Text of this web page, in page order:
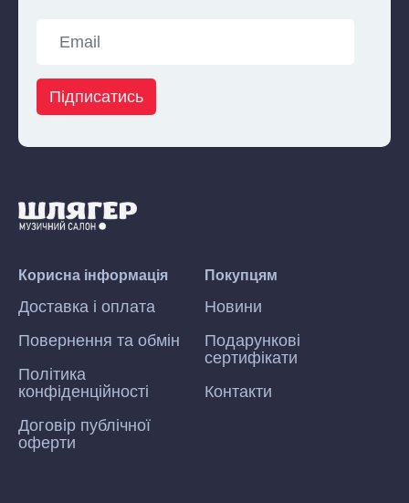
Підписатись
Покупцям
Новини
Подарункові
сертифікати
Контакти
Корисна інформація
Доставка і оплата
Повернення та обмін
Політика
конфіденційності
Договір публічної
оферти